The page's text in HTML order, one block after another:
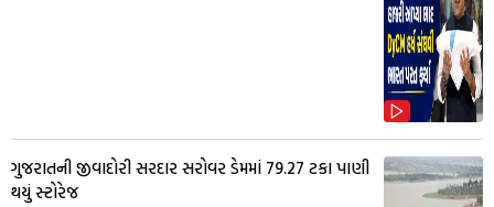
ગુજરાતની જીવાદોરી સરદાર સરોવર ડેમમાં 79.27 ટકા પાણી
થયું સ્ટોરેજ